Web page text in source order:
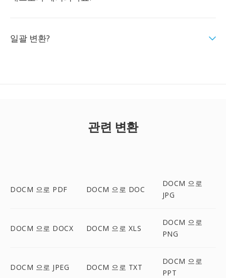
일괄 변환?
관련 변환
DOCM 으로 PDF DOCM 으로 DOC
DOCM 으로
JPG
DOCM 으로 DOCX DOCM 으로 XLS
DOCM 으로
PNG
DOCM 으로 JPEG DOCM 으로 TXT
DOCM 으로
PPT